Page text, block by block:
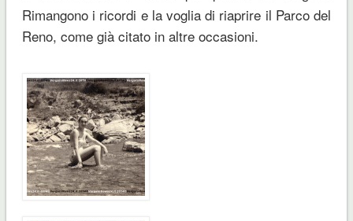
Rimangono i ricordi e la voglia di riaprire il Parco del
Reno, come già citato in altre occasioni.